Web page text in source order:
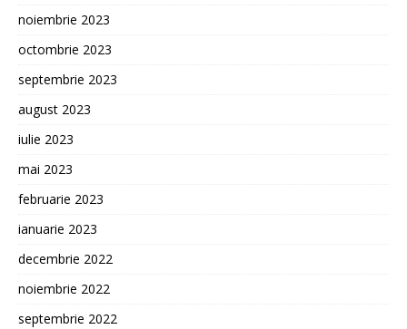
noiembrie 2023
octombrie 2023
septembrie 2023
august 2023
iulie 2023
mai 2023
februarie 2023
ianuarie 2023
decembrie 2022
noiembrie 2022
septembrie 2022